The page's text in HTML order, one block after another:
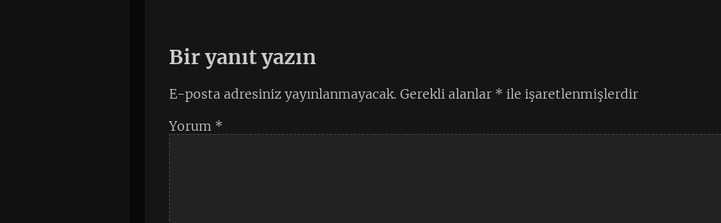
Bir yanıt yazın
E-posta adresiniz yayınlanmayacak. Gerekli alanlar * ile işaretlenmişlerdir
Yorum *